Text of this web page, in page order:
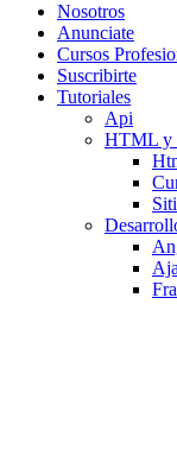
Nosotros
Anunciate
Cursos
Suscribirte
Tutoriales
Api
HTML y